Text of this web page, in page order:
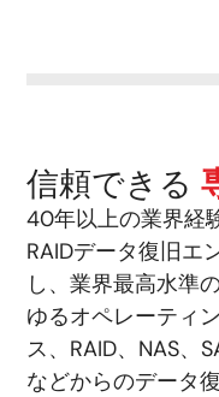
信頼できる
40年以上の業界経
RAIDデータ復旧エ
し、業界最高水準
ゆるオペレーティ
ス、RAID、NAS、
などからのデータ